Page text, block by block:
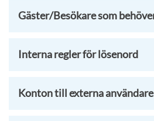
Gäster/Besökare som
Interna regler för lösenord
Konton till externa användare